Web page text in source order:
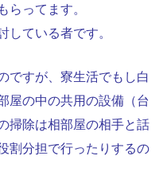
らってます。
している者です。
ですが、寮生活でもし白
屋の中の共用の設備（台
掃除は相部屋の相手と話
割分担で行ったりするの